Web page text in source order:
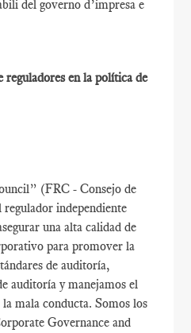
del governo d’impresa e
en la política de
(FRC - Consejo de
independiente
una alta calidad de
para promover la
de auditoría,
auditoría y manejamos el
mala conducta. Somos los
Governance and